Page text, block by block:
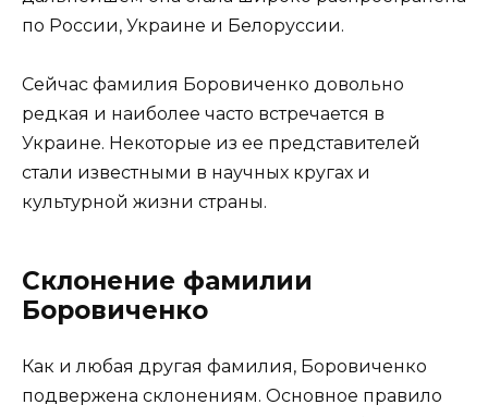
по России, Украине и Белоруссии.
Сейчас фамилия Боровиченко довольно
редкая и наиболее часто встречается в
Украине. Некоторые из ее представителей
стали известными в научных кругах и
культурной жизни страны.
Склонение фамилии
Боровиченко
Как и любая другая фамилия, Боровиченко
подвержена склонениям. Основное правило